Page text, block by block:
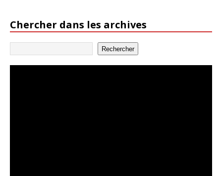
Chercher dans les archives
Rechercher